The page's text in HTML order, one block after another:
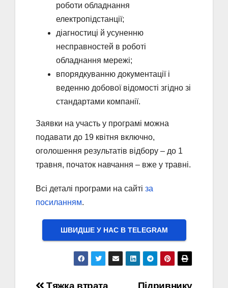
роботи обладнання
електропідстанції;
діагностиці й усуненню
несправностей в роботі
обладнання мережі;
впорядкуванню документації і
веденню добової відомості згідно зі
стандартами компанії.
Заявки на участь у програмі можна
подавати до 19 квітня включно,
оголошення результатів відбору – до 1
травня, початок навчання – вже у травні.
Всі деталі програми на сайті за
посиланням.
ШВИДШЕ У НАС В ТELEGRAM
Підривнику
Тяжка втрата